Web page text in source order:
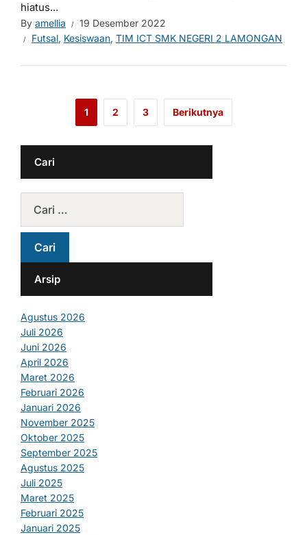
hiatus...
By amellia
19 Desember 2022
Futsal, Kesiswaan, TIM ICT SMK NEGERI 2 LAMONGAN
1 2 3 Berikutnya
Cari
Arsip
Agustus 2026
Juli 2026
Juni 2026
April 2026
Maret 2026
Februari 2026
Januari 2026
November 2025
Oktober 2025
September 2025
Agustus 2025
Juli 2025
Maret 2025
Februari 2025
Januari 2025